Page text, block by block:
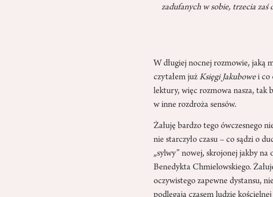
zadufanych w sobie, trzecia zaś
W długiej nocnej rozmowie, jaką
czytałem jużKsięgi Jakubowei co
lektury, więc rozmowa nasza, tak
w inne rozdroża sensów.
Żałuję bardzo tego ówczesnego
nie starczyło czasu – co sądzi o
„sylwy” nowej, skrojonej jakby
Benedykta Chmielowskiego.
oczywistego zapewne dystansu,